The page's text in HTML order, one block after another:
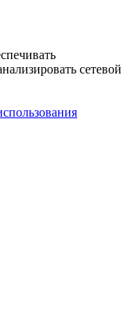
сетевой